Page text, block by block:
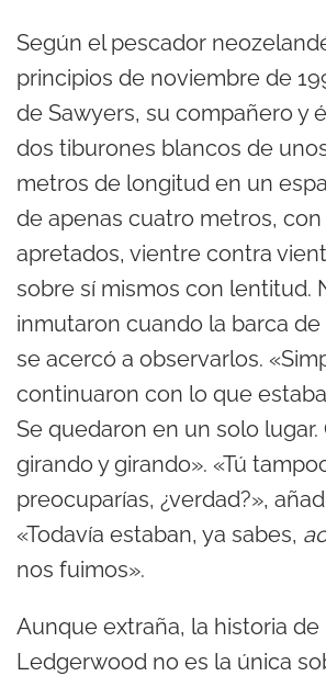
Según el pescador
principios de noviembre de
de Sawyers, su compañero y
dos tiburones blancos de
metros de longitud en un
de apenas cuatro metros,
apretados, vientre contra
sobre sí mismos con lentitud.
inmutaron cuando la barca
se acercó a observarlos.
continuaron con lo que
Se quedaron en un solo lugar.
girando y girando». «Tú
preocuparías, ¿verdad?»,
«Todavía estaban, ya sabes,
nos fuimos».
Aunque extraña, la historia de
Ledgerwood no es la única